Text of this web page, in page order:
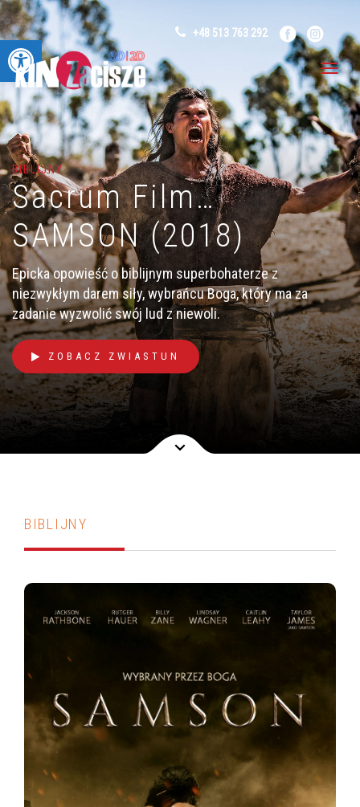
Otwórz pasek narzędzi +48 513 763 292
BIBLIJNY
Sacrum Film…
SAMSON (2018)
Epicka opowieść o biblijnym superbohaterze z
niezwykłym darem siły, wybrańcu Boga, który ma za
zadanie wyzwolić swój lud z niewoli.
ZOBACZ ZWIASTUN
BIBLIJNY